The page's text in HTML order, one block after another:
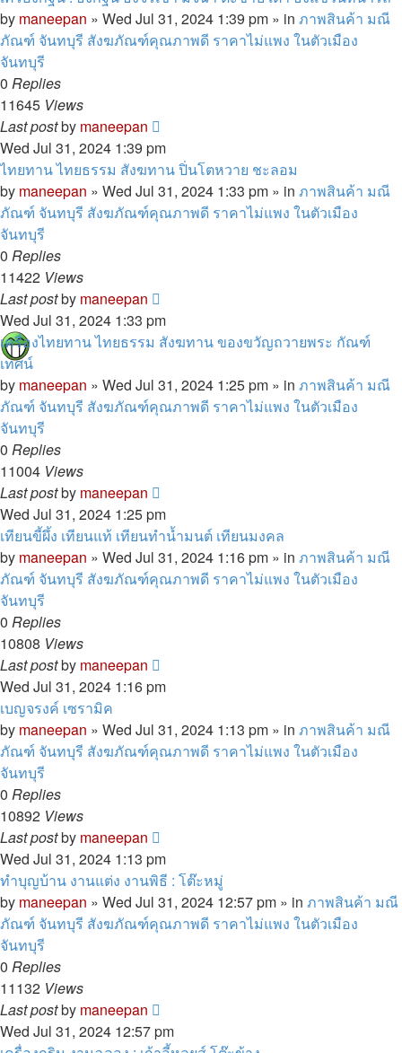
by maneepan » Wed Jul 31, 2024 1:39 pm » in ภาพสินค้า มณี
ภัณฑ์ จันทบุรี สังฆภัณฑ์คุณภาพดี ราคาไม่แพง ในตัวเมือง
จันทบุรี
0 Replies
11645 Views
Last postby maneepan
Wed Jul 31, 2024 1:39 pm
ไทยทาน ไทยธรรม สังฆทาน ปิ่นโตหวาย ชะลอม
by maneepan » Wed Jul 31, 2024 1:33 pm » in ภาพสินค้า มณี
ภัณฑ์ จันทบุรี สังฆภัณฑ์คุณภาพดี ราคาไม่แพง ในตัวเมือง
จันทบุรี
0 Replies
11422 Views
Last postby maneepan
Wed Jul 31, 2024 1:33 pm
เครื่องไทยทาน ไทยธรรม สังฆทาน ของขวัญถวายพระ กัณฑ์
เทศน์
by maneepan » Wed Jul 31, 2024 1:25 pm » in ภาพสินค้า มณี
ภัณฑ์ จันทบุรี สังฆภัณฑ์คุณภาพดี ราคาไม่แพง ในตัวเมือง
จันทบุรี
0 Replies
11004 Views
Last postby maneepan
Wed Jul 31, 2024 1:25 pm
เทียนขี้ผึ้ง เทียนแท้ เทียนทำน้ำมนต์ เทียนมงคล
by maneepan » Wed Jul 31, 2024 1:16 pm » in ภาพสินค้า มณี
ภัณฑ์ จันทบุรี สังฆภัณฑ์คุณภาพดี ราคาไม่แพง ในตัวเมือง
จันทบุรี
0 Replies
10808 Views
Last postby maneepan
Wed Jul 31, 2024 1:16 pm
เบญจรงค์ เซรามิค
by maneepan » Wed Jul 31, 2024 1:13 pm » in ภาพสินค้า มณี
ภัณฑ์ จันทบุรี สังฆภัณฑ์คุณภาพดี ราคาไม่แพง ในตัวเมือง
จันทบุรี
0 Replies
10892 Views
Last postby maneepan
Wed Jul 31, 2024 1:13 pm
ทำบุญบ้าน งานแต่ง งานพิธี : โต๊ะหมู่
by maneepan » Wed Jul 31, 2024 12:57 pm » in ภาพสินค้า มณี
ภัณฑ์ จันทบุรี สังฆภัณฑ์คุณภาพดี ราคาไม่แพง ในตัวเมือง
จันทบุรี
0 Replies
11132 Views
Last postby maneepan
Wed Jul 31, 2024 12:57 pm